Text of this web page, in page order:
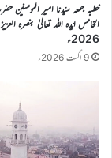
خطبہ جمعہ سیّدنا امیر المومنین
2026ء
9 اگست 2026ء